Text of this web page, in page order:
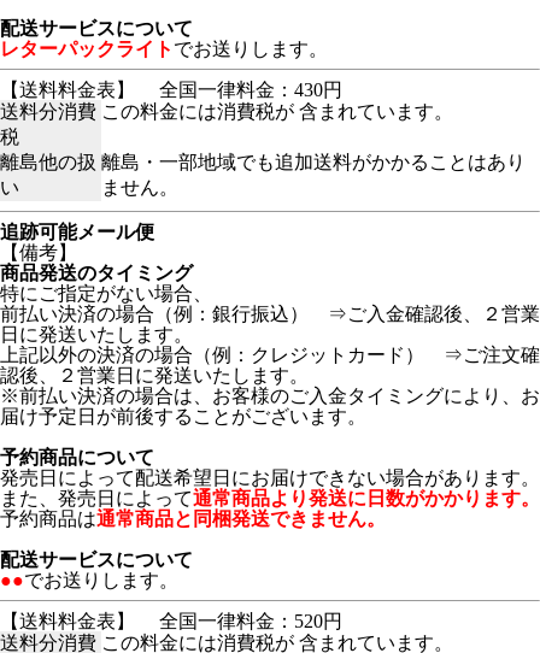
配送サービスについて
レターパックライト でお送りします。
【送料料金表】
全国一律料金：430円
送料分消費
税
この料金には消費税が 含まれています。
離島他の扱
い
離島・一部地域でも追加送料がかかることはあり
ません。
追跡可能メール便
【備考】
商品発送のタイミング
特にご指定がない場合、
前払い決済の場合（例：銀行振込） ⇒ご入金確認後、２営業
日に発送いたします。
上記以外の決済の場合（例：クレジットカード） ⇒ご注文確
認後、２営業日に発送いたします。
※前払い決済の場合は、お客様のご入金タイミングにより、お
届け予定日が前後することがございます。
予約商品について
発売日によって配送希望日にお届けできない場合があります。
また、発売日によって通常商品より発送に日数がかかります。
予約商品は通常商品と同梱発送できません。
配送サービスについて
●●でお送りします。
【送料料金表】
全国一律料金：520円
送料分消費 この料金には消費税が 含まれています。